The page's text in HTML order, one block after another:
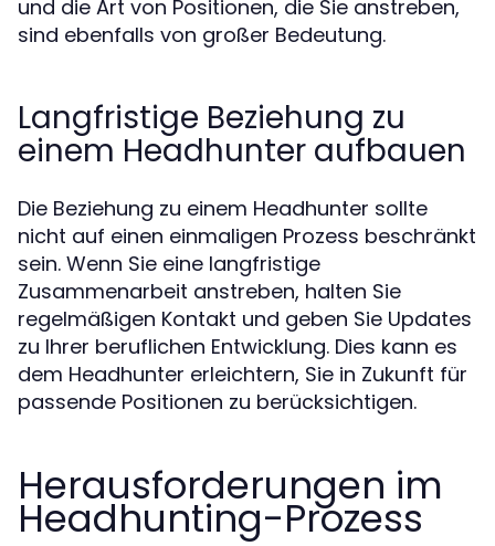
und die Art von Positionen, die Sie anstreben,
sind ebenfalls von großer Bedeutung.
Langfristige Beziehung zu
einem Headhunter aufbauen
Die Beziehung zu einem Headhunter sollte
nicht auf einen einmaligen Prozess beschränkt
sein. Wenn Sie eine langfristige
Zusammenarbeit anstreben, halten Sie
regelmäßigen Kontakt und geben Sie Updates
zu Ihrer beruflichen Entwicklung. Dies kann es
dem Headhunter erleichtern, Sie in Zukunft für
passende Positionen zu berücksichtigen.
Herausforderungen im
Headhunting-Prozess